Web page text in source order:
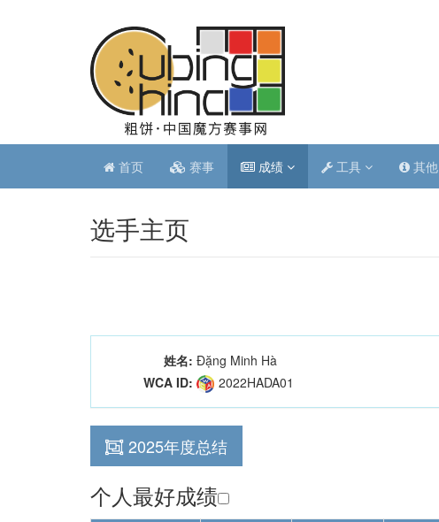
首页 赛事 成绩 工具 其他
选手主页
姓名: Đặng Minh Hà
WCA ID:
2022HADA01
2025年度总结
个人最好成绩